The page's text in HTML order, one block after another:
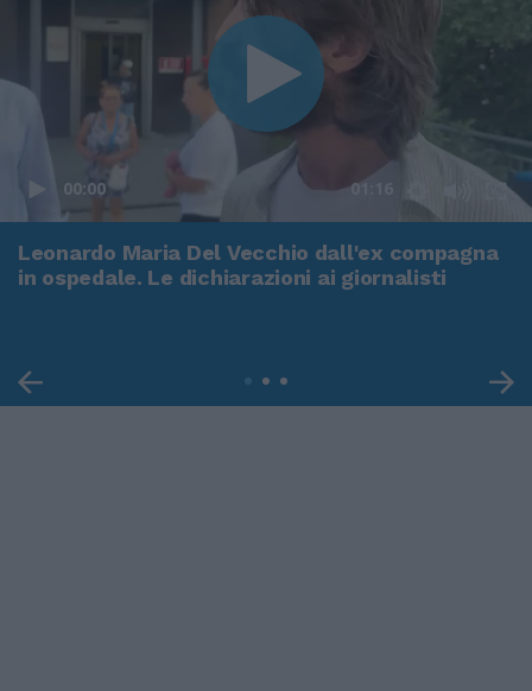
00:00 01:16
Leonardo Maria Del Vecchio dall'ex compagna
in ospedale. Le dichiarazioni ai giornalisti